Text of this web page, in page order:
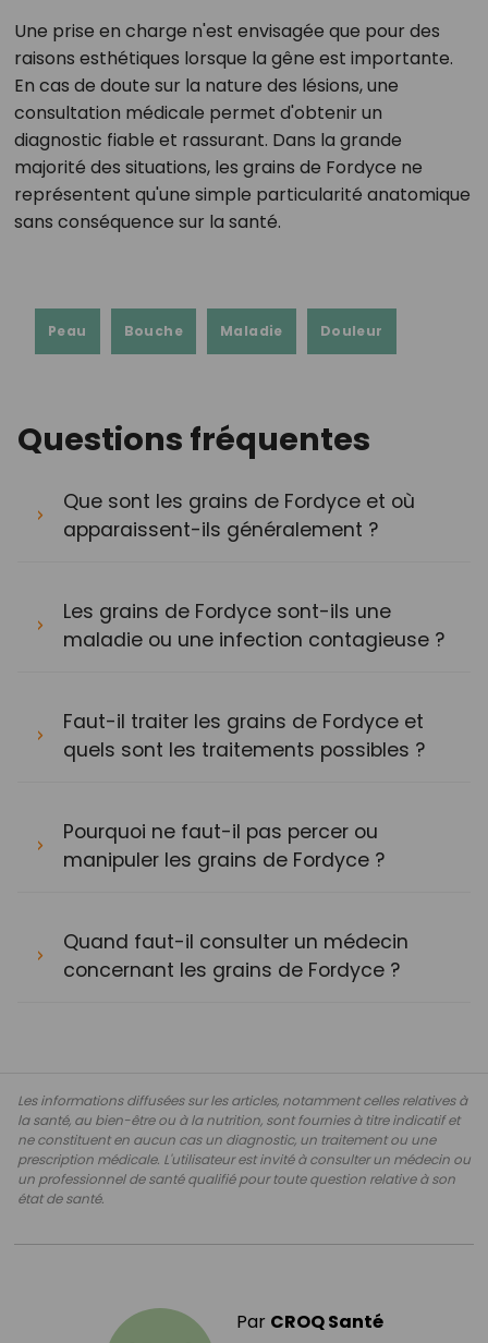
Une prise en charge n'est envisagée que pour des
raisons esthétiques lorsque la gêne est importante.
En cas de doute sur la nature des lésions, une
consultation médicale permet d'obtenir un
diagnostic fiable et rassurant. Dans la grande
majorité des situations, les grains de Fordyce ne
représentent qu'une simple particularité anatomique
sans conséquence sur la santé.
Peau Bouche Maladie Douleur
Questions fréquentes
Que sont les grains de Fordyce et où
apparaissent-ils généralement ?
Les grains de Fordyce sont-ils une
maladie ou une infection contagieuse ?
Faut-il traiter les grains de Fordyce et
quels sont les traitements possibles ?
Pourquoi ne faut-il pas percer ou
manipuler les grains de Fordyce ?
Quand faut-il consulter un médecin
concernant les grains de Fordyce ?
Les informations diffusées sur les articles, notamment celles relatives à
la santé, au bien-être ou à la nutrition, sont fournies à titre indicatif et
ne constituent en aucun cas un diagnostic, un traitement ou une
prescription médicale. L'utilisateur est invité à consulter un médecin ou
un professionnel de santé qualifié pour toute question relative à son
état de santé.
Par CROQ Santé